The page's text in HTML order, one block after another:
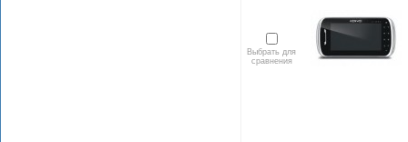
Выбрать для
сравнения